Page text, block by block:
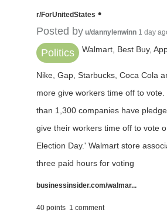
r/ForUnitedStates •
Posted by u/dannylenwinn 1 day
Politics Walmart, Best Buy,
Nike, Gap, Starbucks, Coca Cola
more give workers time off to vote.
than 1,300 companies have
give their workers time off to vote
Election Day.' Walmart store
three paid hours for voting
businessinsider.com/walmar...
40 points 1 comment